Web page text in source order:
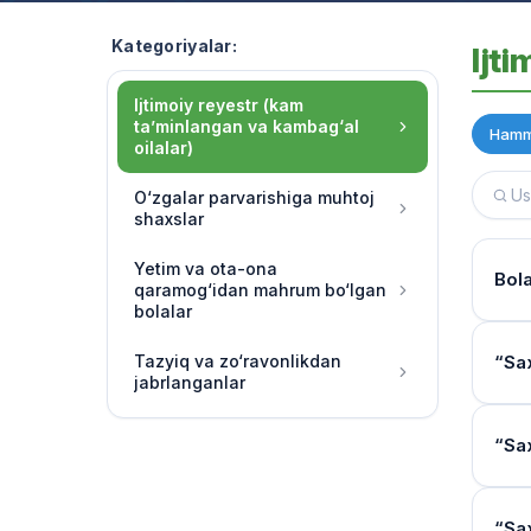
Kategoriyalar:
Ijtimoiy reyestr (kam
ta’minlangan va kambag‘al
oilalar)
O‘zgalar parvarishiga muhtoj
shaxslar
Yetim va ota-ona
qaramog‘idan mahrum bo‘lgan
bolalar
Tazyiq va zo‘ravonlikdan
jabrlanganlar